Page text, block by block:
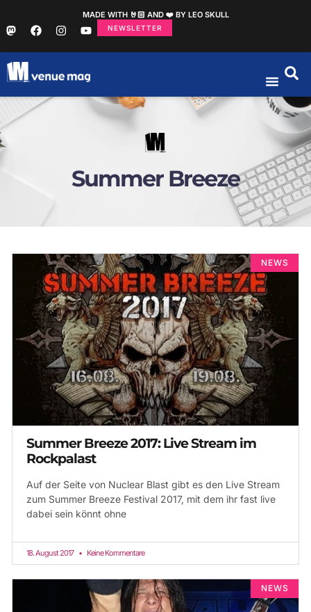
MADE WITH 🤘🏻 AND ❤️ BY LEO SKULL
NEWSLETTER
Summer Breeze
NEWS
Summer Breeze 2017: Live Stream im
Rockpalast
Auf der Seite von Nuclear Blast gibt es den Live Stream
zum Summer Breeze Festival 2017, mit dem ihr fast live
dabei sein könnt ohne
18. August 2017 Keine Kommentare
NEWS